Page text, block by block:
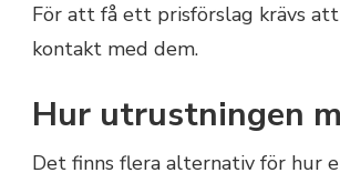
För att få ett prisförslag krävs
kontakt med dem.
Hur utrustningen
Det finns flera alternativ för hur